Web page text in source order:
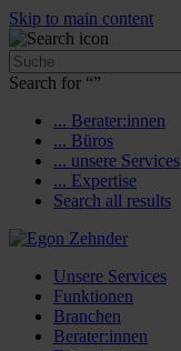
Skip to main content
Search for “”
... Berater:innen
... Büros
... unsere Services
... Expertise
Search all results
Unsere Services
Funktionen
Branchen
Berater:innen